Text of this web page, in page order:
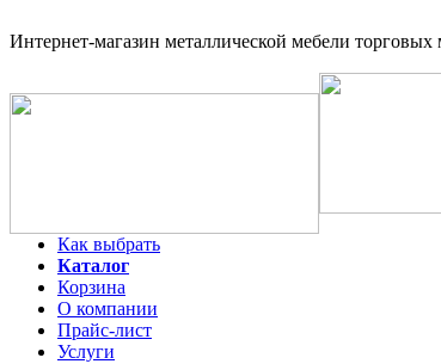
Интернет-магазин металлической мебели
Как выбрать
Каталог
Корзина
О компании
Прайс-лист
Услуги